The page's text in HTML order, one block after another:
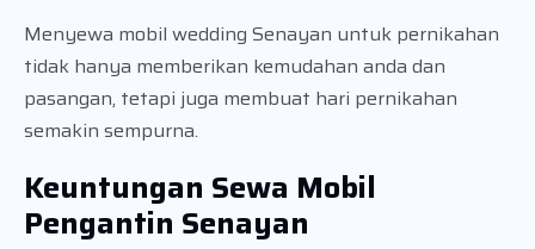
Menyewa mobil wedding Senayan untuk pernikahan
tidak hanya memberikan kemudahan anda dan
pasangan, tetapi juga membuat hari pernikahan
semakin sempurna.
Keuntungan Sewa Mobil
Pengantin Senayan